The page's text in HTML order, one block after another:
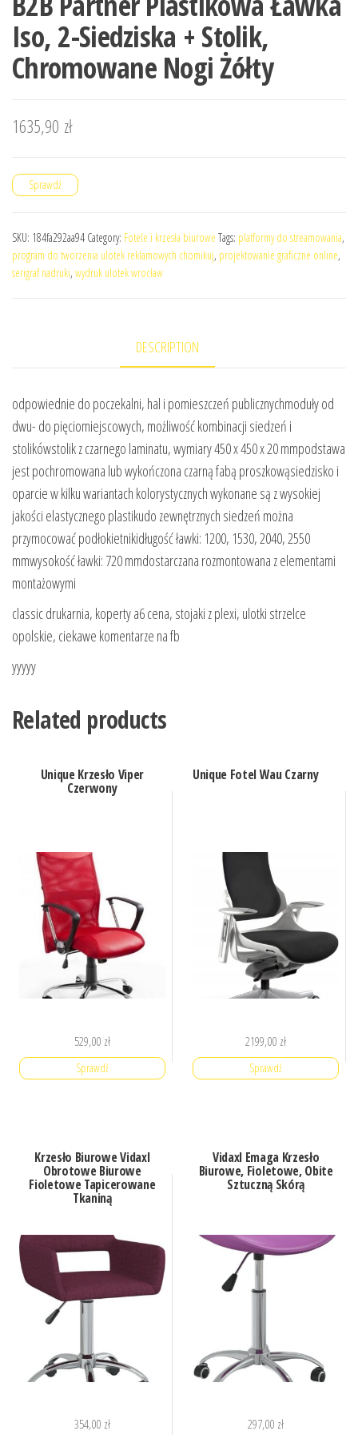
Iso, 2-Siedziska + Stolik,
Chromowane Nogi Żółty
1635,90 zł
Sprawdź
SKU: 184fa292aa94 Category: Fotele i krzesła biurowe Tags: platformy do streamowania,
program do tworzenia ulotek reklamowych chomikuj, projektowanie graficzne online,
serigraf nadruki, wydruk ulotek wrocław
DESCRIPTION
odpowiednie do poczekalni, hal i pomieszczeń publicznychmoduły od
dwu- do pięciomiejscowych, możliwość kombinacji siedzeń i
stolikówstolik z czarnego laminatu, wymiary 450 x 450 x 20 mmpodstawa
jest pochromowana lub wykończona czarną fabą proszkowąsiedzisko i
oparcie w kilku wariantach kolorystycznych wykonane są z wysokiej
jakości elastycznego plastikudo zewnętrznych siedzeń można
przymocować podłokietnikidługość ławki: 1200, 1530, 2040, 2550
mmwysokość ławki: 720 mmdostarczana rozmontowana z elementami
montażowymi
classic drukarnia, koperty a6 cena, stojaki z plexi, ulotki strzelce
opolskie, ciekawe komentarze na fb
yyyyy
Related products
Unique Krzesło Viper
Czerwony
529,00 zł
Sprawdź
Unique Fotel Wau Czarny
2199,00 zł
Sprawdź
Krzesło Biurowe Vidaxl
Obrotowe Biurowe
Fioletowe Tapicerowane
Tkaniną
354,00 zł
Vidaxl Emaga Krzesło
Biurowe, Fioletowe, Obite
Sztuczną Skórą
297,00 zł